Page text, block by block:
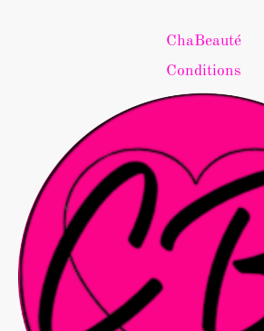
ChaBeauté
Conditions